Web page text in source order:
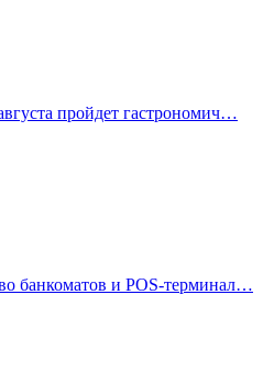
пройдет гастрономич…
банкоматов и POS-терминал…